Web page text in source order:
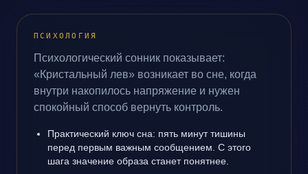
ПСИХОЛОГИЯ
Психологический сонник показывает:
«Кристальный лев» возникает во сне, когда
внутри накопилось напряжение и нужен
спокойный способ вернуть контроль.
Практический ключ сна: пять минут тишины
перед первым важным сообщением. С этого
шага значение образа станет понятнее.